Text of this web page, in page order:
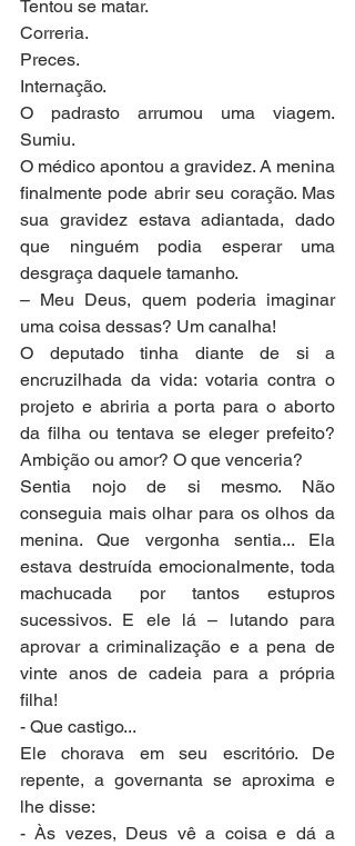
Tentou se matar.
Correria.
Preces.
Internação.
O padrasto arrumou uma viagem.
Sumiu.
O médico apontou a gravidez. A menina
finalmente pode abrir seu coração. Mas
sua gravidez estava adiantada, dado
que ninguém podia esperar uma
desgraça daquele tamanho.
– Meu Deus, quem poderia imaginar
uma coisa dessas? Um canalha!
O deputado tinha diante de si a
encruzilhada da vida: votaria contra o
projeto e abriria a porta para o aborto
da filha ou tentava se eleger prefeito?
Ambição ou amor? O que venceria?
Sentia nojo de si mesmo. Não
conseguia mais olhar para os olhos da
menina. Que vergonha sentia... Ela
estava destruída emocionalmente, toda
machucada por tantos estupros
sucessivos. E ele lá – lutando para
aprovar a criminalização e a pena de
vinte anos de cadeia para a própria
filha!
- Que castigo...
Ele chorava em seu escritório. De
repente, a governanta se aproxima e
lhe disse:
- Às vezes, Deus vê a coisa e dá a